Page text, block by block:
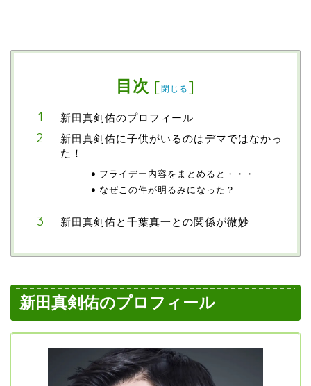
目次 [閉じる ]
新田真剣佑のプロフィール
新田真剣佑に子供がいるのはデマではなかっ
た！
フライデー内容をまとめると・・・
なぜこの件が明るみになった？
新田真剣佑と千葉真一との関係が微妙
新田真剣佑のプロフィール